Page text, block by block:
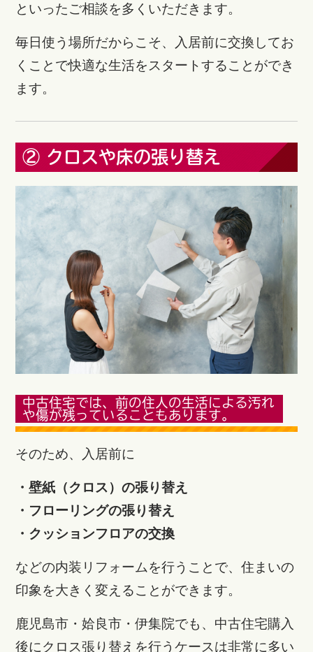
といったご相談を多くいただきます。
毎日使う場所だからこそ、入居前に交換してお
くことで快適な生活をスタートすることができ
ます。
② クロスや床の張り替え
中古住宅では、前の住人の生活による汚れ
や傷が残っていることもあります。
そのため、入居前に
・壁紙（クロス）の張り替え
・フローリングの張り替え
・クッションフロアの交換
などの内装リフォームを行うことで、住まいの
印象を大きく変えることができます。
鹿児島市・姶良市・伊集院でも、中古住宅購入
後にクロス張り替えを行うケースは非常に多い